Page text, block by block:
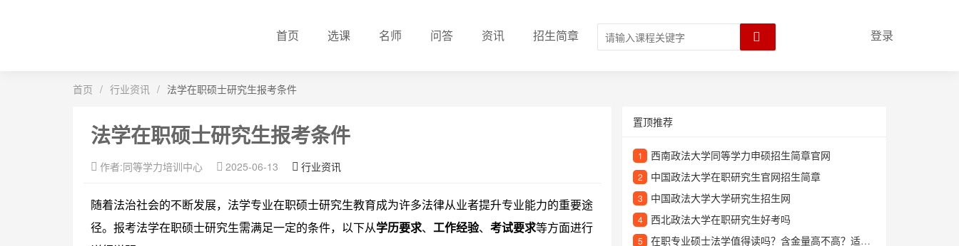
首页 选课 名师 问答 资讯 招生简章 登录
首页 / 行业资讯 / 法学在职硕士研究生报考条件
法学在职硕士研究生报考条件
作者:同等学力培训中心 2025-06-13 行业资讯
随着法治社会的不断发展，法学专业在职硕士研究生教育成为许多法律从业者提升专业能力的重要途
径。报考法学在职硕士研究生需满足一定的条件，以下从学历要求、 工作经验、 考试要求等方面进行
置顶推荐
1 西南政法大学同等学力申硕招生简章官网
2 中国政法大学在职研究生官网招生简章
3 中国政法大学大学研究生招生网
4 西北政法大学在职研究生好考吗
5 在职专业硕士法学值得读吗？含金量高不高？适合哪些人报考